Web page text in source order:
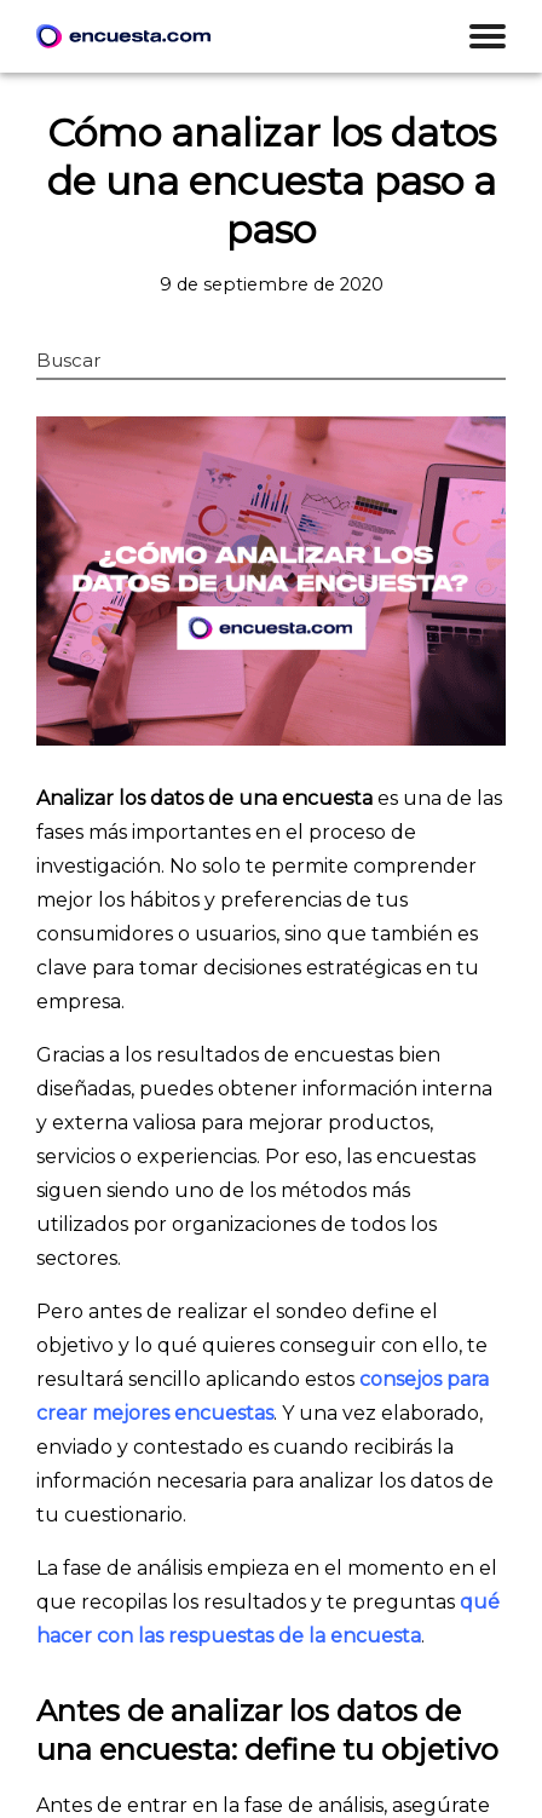
Cómo analizar los datos
de una encuesta paso a
paso
9 de septiembre de 2020
Buscar
Analizar los datos de una encuesta es una de las
fases más importantes en el proceso de
investigación. No solo te permite comprender
mejor los hábitos y preferencias de tus
consumidores o usuarios, sino que también es
clave para tomar decisiones estratégicas en tu
empresa.
Gracias a los resultados de encuestas bien
diseñadas, puedes obtener información interna
y externa valiosa para mejorar productos,
servicios o experiencias. Por eso, las encuestas
siguen siendo uno de los métodos más
utilizados por organizaciones de todos los
sectores.
Pero antes de realizar el sondeo define el
objetivo y lo qué quieres conseguir con ello, te
resultará sencillo aplicando estos consejos para
crear mejores encuestas. Y una vez elaborado,
enviado y contestado es cuando recibirás la
información necesaria para analizar los datos de
tu cuestionario.
La fase de análisis empieza en el momento en el
que recopilas los resultados y te preguntas qué
hacer con las respuestas de la encuesta.
Antes de analizar los datos de
una encuesta: define tu objetivo
Antes de entrar en la fase de análisis, asegúrate